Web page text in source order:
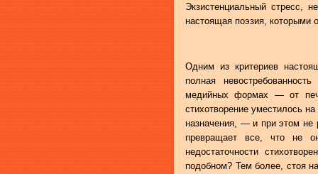
Экзистенциальный стресс,
настоящая поэзия,
Одним из критериев
полная
медийных формах — от
стихотворение уместилось
назначения, — и при этом не
превращает все, что не
недостаточности
подобном? Тем более, стоя